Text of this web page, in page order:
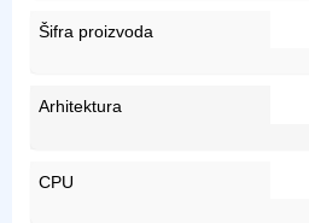
Šifra proizvoda
Arhitektura
CPU